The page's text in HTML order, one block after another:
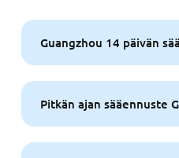
Guangzhou 14 päivän
Pitkän ajan sääennuste